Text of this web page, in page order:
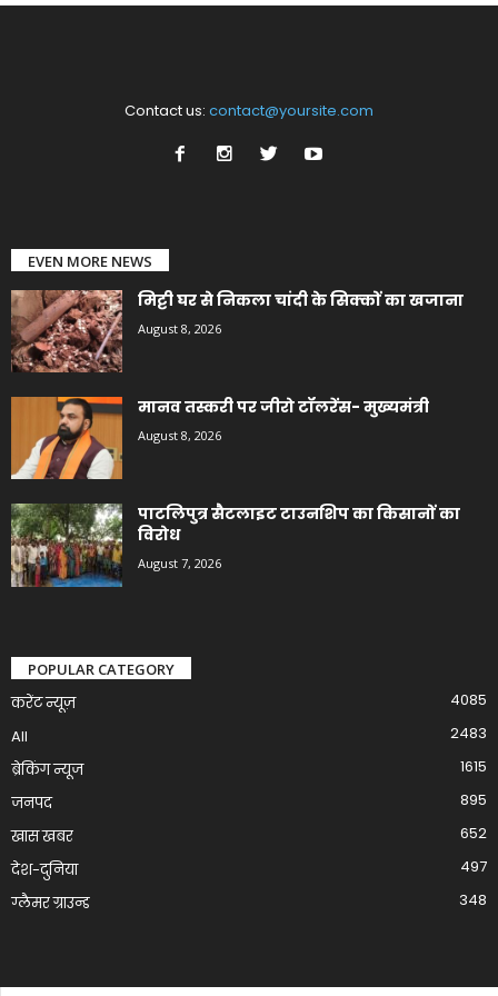
Contact us: contact@yoursite.com
EVEN MORE NEWS
मिट्टी घर से निकला चांदी के सिक्कों का खजाना
August 8, 2026
मानव तस्करी पर जीरो टॉलरेंस- मुख्यमंत्री
August 8, 2026
पाटलिपुत्र सैटलाइट टाउनशिप का किसानों का
विरोध
August 7, 2026
POPULAR CATEGORY
करेंट न्यूज़
4085
All
2483
ब्रेकिंग न्यूज
1615
जनपद
895
खास खबर
652
देश-दुनिया
497
ग्लैमर ग्राउन्ड
348